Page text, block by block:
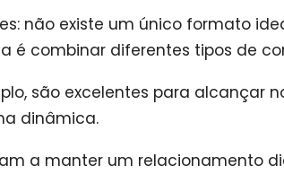
não existe um único formato
é combinar diferentes tipos de
são excelentes para alcançar
dinâmica.
a manter um relacionamento